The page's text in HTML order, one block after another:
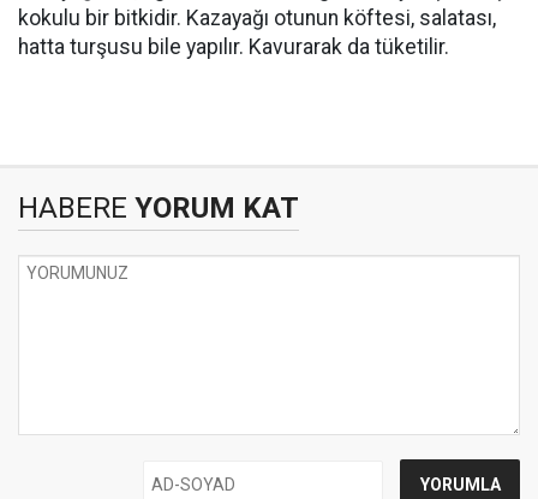
kokulu bir bitkidir. Kazayağı otunun köftesi, salatası,
hatta turşusu bile yapılır. Kavurarak da tüketilir.
HABERE YORUM KAT